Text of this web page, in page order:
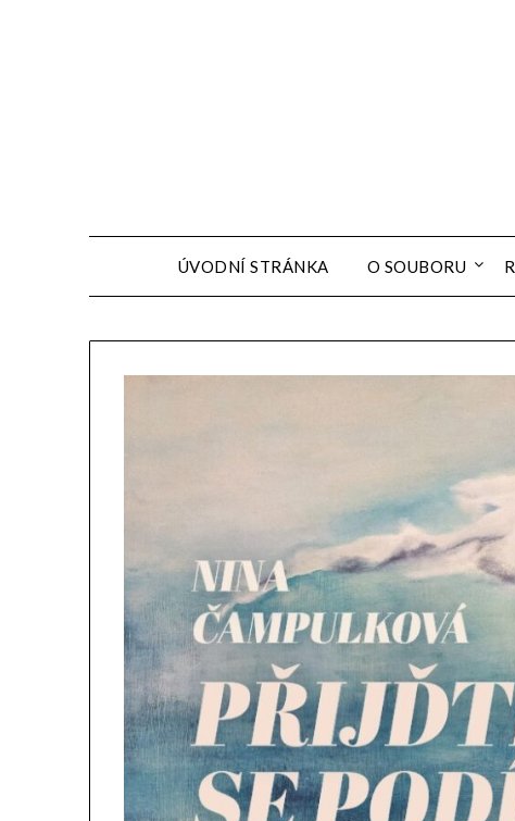
ÚVODNÍ STRÁNKA O SOUBORU